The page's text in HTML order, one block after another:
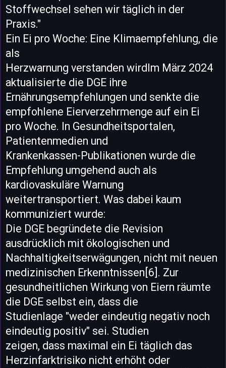
Stoffwechsel sehen wir täglich in der
Praxis."
Ein Ei pro Woche: Eine Klimaempfehlung, die
als
Herzwarnung verstanden wirdIm März 2024
aktualisierte die DGE ihre
Ernährungsempfehlungen und senkte die
empfohlene Eierverzehrmenge auf ein Ei
pro Woche. In Gesundheitsportalen,
Patientenmedien und
Krankenkassen-Publikationen wurde die
Empfehlung umgehend auch als
kardiovaskuläre Warnung
weitertransportiert. Was dabei kaum
kommuniziert wurde:
Die DGE begründete die Revision
ausdrücklich mit ökologischen und
Nachhaltigkeitserwägungen, nicht mit neuen
medizinischen Erkenntnissen[6]. Zur
gesundheitlichen Wirkung von Eiern räumte
die DGE selbst ein, dass die
Studienlage "weder eindeutig negativ noch
eindeutig positiv" sei. Studien
zeigen, dass maximal ein Ei täglich das
Herzinfarktrisiko nicht erhöht oder